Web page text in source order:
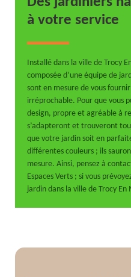
à votre service
Installé dans la ville de Trocy
composée d’une équipe de
sont en mesure de vous
irréprochable. Pour que vous
design, propre et agréable à
s’adapteront et trouveront
que votre jardin soit en
différentes couleurs ; ils
mesure. Ainsi, pensez à
Espaces Verts ; si vous
jardin dans la ville de Trocy En